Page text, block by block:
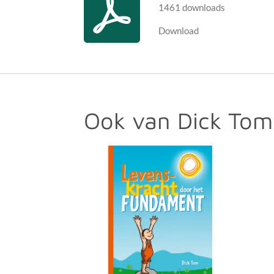
1461 downloads
Download
Ook van Dick Tom